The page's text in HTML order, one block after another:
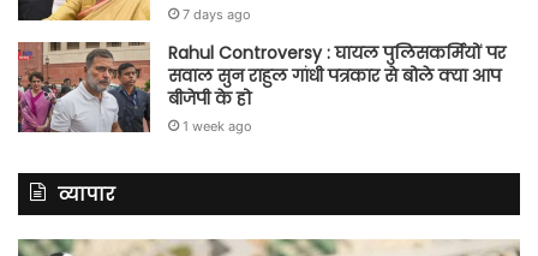
7 days ago
Rahul Controversy : घायल पुलिसकर्मियों पर
सवाल सुन राहुल गांधी पत्रकार से बोले क्या आप
बीजेपी के हो
1 week ago
व्यापार